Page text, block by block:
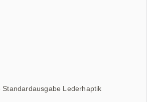
Standardausgabe Lederhaptik